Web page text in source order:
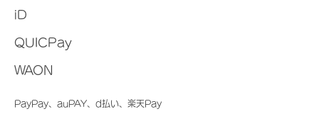
iD
QUICPay
WAON
PayPay、auPAY、d払い、楽天Pay